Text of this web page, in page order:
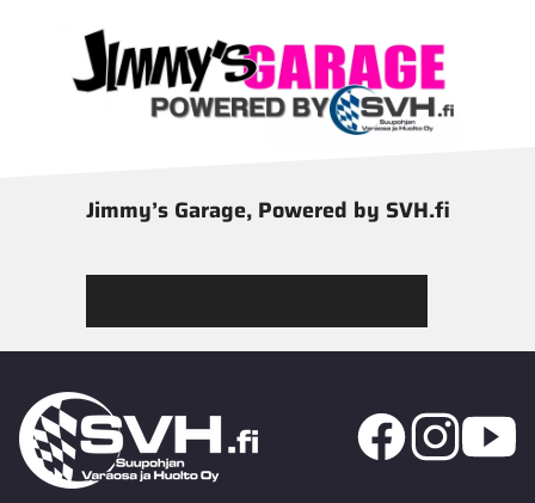
Jimmy’s Garage, Powered by SVH.fi